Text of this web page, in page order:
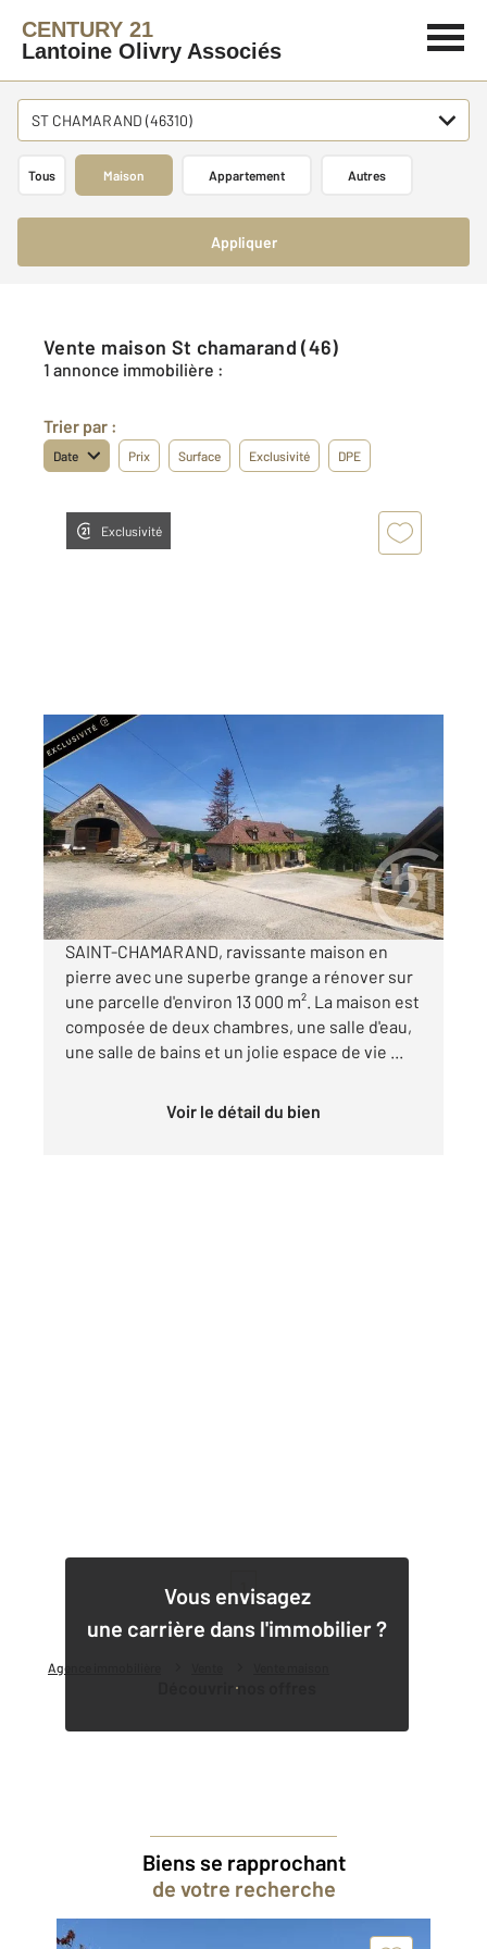
CENTURY 21
Lantoine Olivry Associés
ST CHAMARAND (46310)
Tous Maison Appartement Autres
Appliquer
Agence immobilière
Vente maison St chamarand (46)
1 annonce immobilière :
Trier par :
Date Prix Surface Exclusivité DPE
Exclusivité
ST CHAMARAND 46
117 m
Ref : 340
Maison à vendre
356 800 €
Visiter le site dédié
SAINT-CHAMARAND, ravissante maison en
pierre avec une superbe grange a rénover sur
une parcelle d'environ 13 000 m². La maison est
composée de deux chambres, une salle d'eau,
une salle de bains et un jolie espace de vie ...
Voir le détail du bien
Vous envisagez
une carrière dans l'immobilier ?
Découvrir nos offres
Biens se rapprochant
de votre recherche